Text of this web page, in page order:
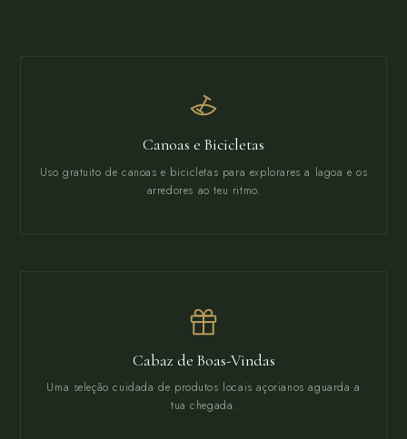
Canoas e Bicicletas
Uso gratuito de canoas e bicicletas para explorares a lagoa e os
arredores ao teu ritmo.
Cabaz de Boas-Vindas
Uma seleção cuidada de produtos locais açorianos aguarda a
tua chegada.